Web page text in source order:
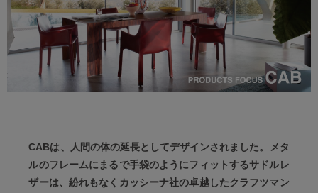
CABは、人間の体の延長としてデザインされました。メタ
ルのフレームにまるで手袋のようにフィットするサドルレ
ザーは、紛れもなくカッシーナ社の卓越したクラフツマン